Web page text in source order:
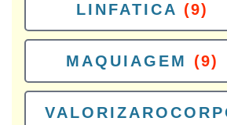
LINFATICA (9)
MAQUIAGEM (9)